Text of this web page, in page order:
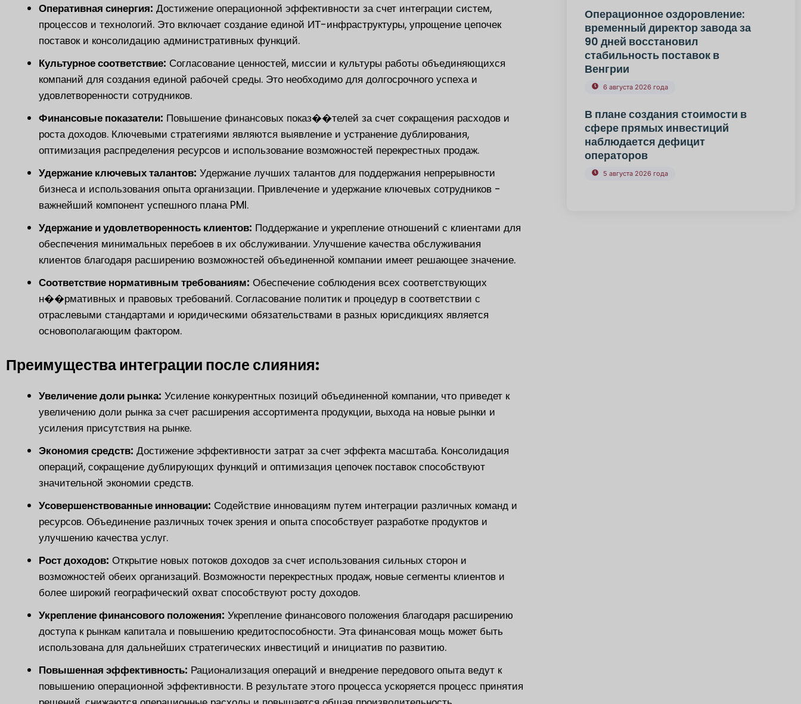
Оперативная синергия: Достижение операционной эффективности за счет интеграции систем,
процессов и технологий. Это включает создание единой ИТ-инфраструктуры, упрощение цепочек
поставок и консолидацию административных функций.
Культурное соответствие: Согласование ценностей, миссии и культуры работы объединяющихся
компаний для создания единой рабочей среды. Это необходимо для долгосрочного успеха и
удовлетворенности сотрудников.
Финансовые показатели: Повышение финансовых показ��телей за счет сокращения расходов и
роста доходов. Ключевыми стратегиями являются выявление и устранение дублирования,
оптимизация распределения ресурсов и использование возможностей перекрестных продаж.
Удержание ключевых талантов: Удержание лучших талантов для поддержания непрерывности
бизнеса и использования опыта организации. Привлечение и удержание ключевых сотрудников -
важнейший компонент успешного плана PMI.
Удержание и удовлетворенность клиентов: Поддержание и укрепление отношений с клиентами для
обеспечения минимальных перебоев в их обслуживании. Улучшение качества обслуживания
клиентов благодаря расширению возможностей объединенной компании имеет решающее значение.
Соответствие нормативным требованиям: Обеспечение соблюдения всех соответствующих
н��рмативных и правовых требований. Согласование политик и процедур в соответствии с
отраслевыми стандартами и юридическими обязательствами в разных юрисдикциях является
основополагающим фактором.
Преимущества интеграции после слияния:
Увеличение доли рынка: Усиление конкурентных позиций объединенной компании, что приведет к
увеличению доли рынка за счет расширения ассортимента продукции, выхода на новые рынки и
усиления присутствия на рынке.
Экономия средств: Достижение эффективности затрат за счет эффекта масштаба. Консолидация
операций, сокращение дублирующих функций и оптимизация цепочек поставок способствуют
значительной экономии средств.
Усовершенствованные инновации: Содействие инновациям путем интеграции различных команд и
ресурсов. Объединение различных точек зрения и опыта способствует разработке продуктов и
улучшению качества услуг.
Рост доходов: Открытие новых потоков доходов за счет использования сильных сторон и
возможностей обеих организаций. Возможности перекрестных продаж, новые сегменты клиентов и
более широкий географический охват способствуют росту доходов.
Укрепление финансового положения: Укрепление финансового положения благодаря расширению
доступа к рынкам капитала и повышению кредитоспособности. Эта финансовая мощь может быть
использована для дальнейших стратегических инвестиций и инициатив по развитию.
Повышенная эффективность: Рационализация операций и внедрение передового опыта ведут к
повышению операционной эффективности. В результате этого процесса ускоряется процесс принятия
Операционное оздоровление:
временный директор завода за
90 дней восстановил
стабильность поставок в
Венгрии
6 августа 2026 года
В плане создания стоимости в
сфере прямых инвестиций
наблюдается дефицит
операторов
5 августа 2026 года